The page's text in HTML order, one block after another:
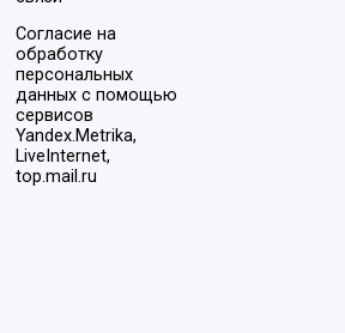
Согласие на
обработку
персональных
данных с помощью
сервисов
Yandex.Metrika,
LiveInternet,
top.mail.ru